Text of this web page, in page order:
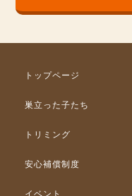
トップページ
巣立った子たち
トリミング
安心補償制度
イベント